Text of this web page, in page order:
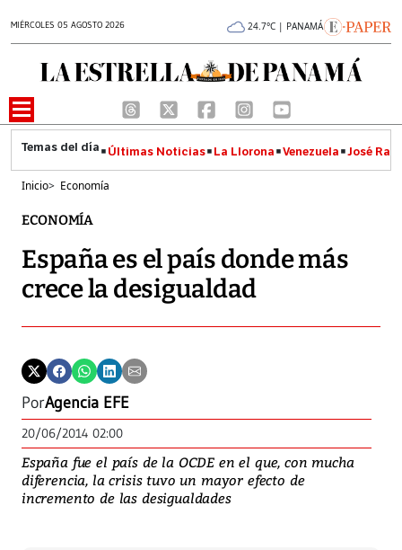
MIÉRCOLES 05 AGOSTO 2026 24.7°C | PANAMÁ
Últimas Noticias La Llorona Venezuela José
Inicio> Economía
ECONOMÍA
España es el país donde más
crece la desigualdad
PorAgencia EFE
20/06/2014 02:00
España fue el país de la OCDE en el que, con mucha
diferencia, la crisis tuvo un mayor efecto de
incremento de las desigualdades